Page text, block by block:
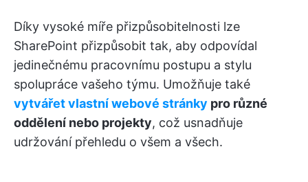
Díky vysoké míře přizpůsobitelnosti lze
SharePoint přizpůsobit tak, aby odpovídal
jedinečnému pracovnímu postupu a stylu
spolupráce vašeho týmu. Umožňuje také
vytvářet vlastní webové stránky pro různé
oddělení nebo projekty, což usnadňuje
udržování přehledu o všem a všech.